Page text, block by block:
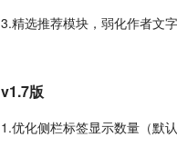
3.精选推荐模块，弱化作者文
v1.7版
1.优化侧栏标签显示数量（默